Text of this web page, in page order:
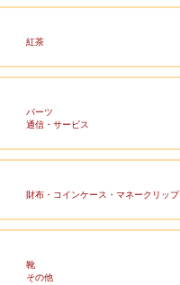
紅茶
パーツ
通信・サービス
財布・コインケース・マネークリップ
靴
その他